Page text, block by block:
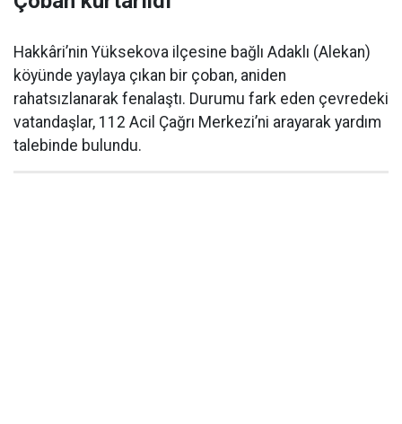
Hakkâri’nin Yüksekova ilçesine bağlı Adaklı (Alekan)
köyünde yaylaya çıkan bir çoban, aniden
rahatsızlanarak fenalaştı. Durumu fark eden çevredeki
vatandaşlar, 112 Acil Çağrı Merkezi’ni arayarak yardım
talebinde bulundu.